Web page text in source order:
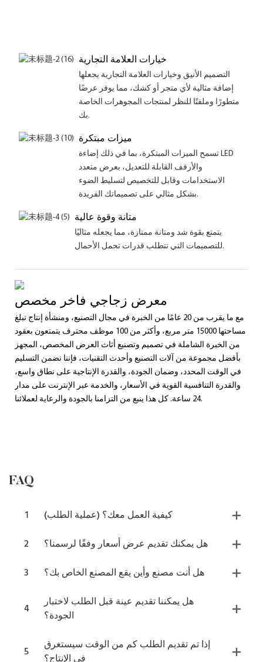
خيارات العلامة التجارية
التصميم الأنيق وخيارات العلامة التجارية يجعلها
إضافة مثالية لأي متجر أو كشك، مما يوفر عرضًا
متطورًا وملفتًا للنظر لمنتجات المجوهرات الخاصة
بك.
ميزات مبتكرة
تسمح الميزات المبتكرة، بما في ذلك إضاءة LED
والأرفف القابلة للتعديل، بعرض متعدد
الاستخدامات وقابل للتخصيص لتسليط الضوء
بشكل مثالي على تصميماتك الفريدة.
متانة وقوة عالية
يتمتع بقوة شد ومتانة ممتازة، مما يجعله مثاليًا
للتصميمات التي تتطلب قدرات تحمل الأحمال.
معرض زجاجي فاخر مخصص
مع ما يقرب من 20 عامًا من الخبرة في مجال التصنيع، ومنشأة إنتاج تبلغ
مساحتها 15000 متر مربع، وأكثر من 100 موظف محترف يتمتعون بعقود
من الخبرة الشاملة في تصميم وتصنيع أثاث العرض المخصص، المجهز
بأفضل مجموعة من آلات التصنيع وأحدث التقنيات، فإننا نضمن التسليم
في الوقت المحدد، وضمان الجودة، والقدرة الإنتاجية على نطاق واسع،
والقدرة التنافسية القوية في الأسعار، والخدمة عبر الإنترنت على مدار
24 ساعة. كل هذا ينبع من التزامنا بالجودة والرعاية لعملائنا.
FAQ
1
كيفية العمل معك؟ (عملية الطلب)
2
هل يمكنك تقديم عرض أسعار وفقًا لرسمنا؟
3
هل أنت مصنع وأين يقع المصنع الخاص بك؟
4
هل يمكننا تقديم عينة قبل الطلب لاختبار
الجودة؟
5
إذا تم تقديم الطلب كم من الوقت سيستغرق